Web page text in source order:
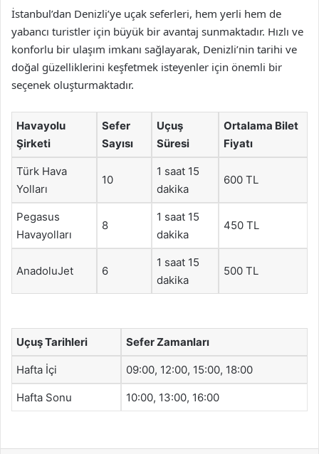
İstanbul’dan Denizli’ye uçak seferleri, hem yerli hem de
yabancı turistler için büyük bir avantaj sunmaktadır. Hızlı ve
konforlu bir ulaşım imkanı sağlayarak, Denizli’nin tarihi ve
doğal güzelliklerini keşfetmek isteyenler için önemli bir
seçenek oluşturmaktadır.
Havayolu
Şirketi
Sefer
Sayısı
Uçuş
Süresi
Ortalama Bilet
Fiyatı
Türk Hava
Yolları
10
1 saat 15
dakika
600 TL
Pegasus
Havayolları
8
1 saat 15
dakika
450 TL
AnadoluJet 6
1 saat 15
dakika
500 TL
Uçuş Tarihleri Sefer Zamanları
Hafta İçi 09:00, 12:00, 15:00, 18:00
Hafta Sonu 10:00, 13:00, 16:00